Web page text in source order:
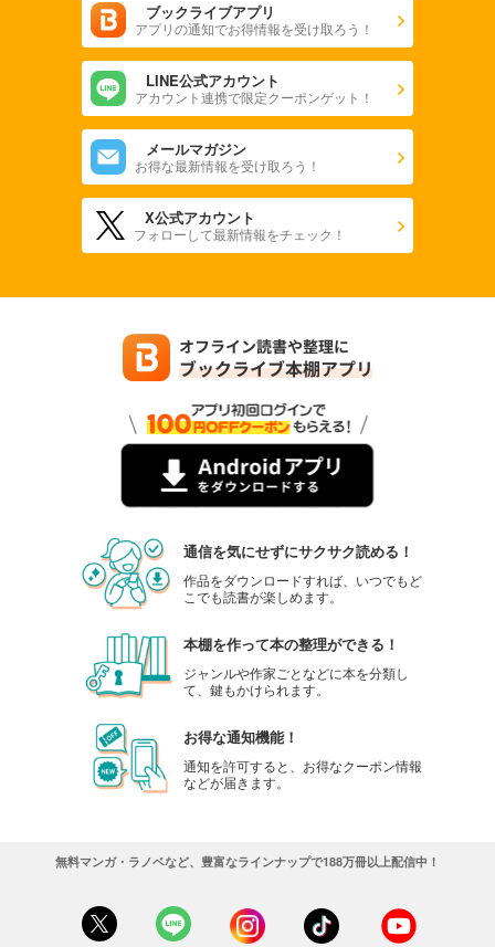
ブックライブアプリ
アプリの通知でお得情報を受け取ろう！
LINE公式アカウント
アカウント連携で限定クーポンゲット！
メールマガジン
お得な最新情報を受け取ろう！
X公式アカウント
フォローして最新情報をチェック！
通信を気にせずにサクサク読める！
作品をダウンロードすれば、いつでもど
こでも読書が楽しめます。
本棚を作って本の整理ができる！
ジャンルや作家ごとなどに本を分類し
て、鍵もかけられます。
お得な通知機能！
通知を許可すると、お得なクーポン情報
などが届きます。
無料マンガ・ラノベなど、豊富なラインナップで188万冊以上配信中！